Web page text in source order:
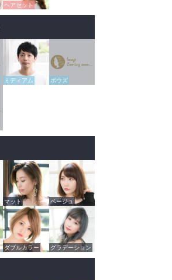
ヘアセット
ミディアム ボウズ
マット ベージュ
ダブルカラー グラデーション